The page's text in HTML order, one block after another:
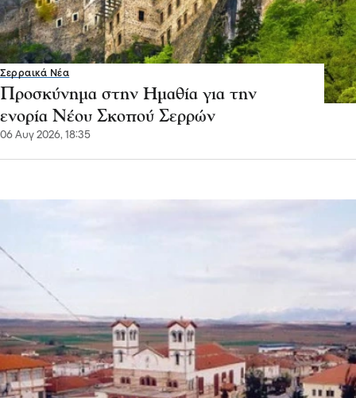
Σερραικά Νέα
Προσκύνημα στην Ημαθία για την
ενορία Νέου Σκοπού Σερρών
06 Αυγ 2026, 18:35